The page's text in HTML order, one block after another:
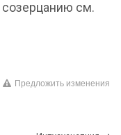
см.
Предложить изменения